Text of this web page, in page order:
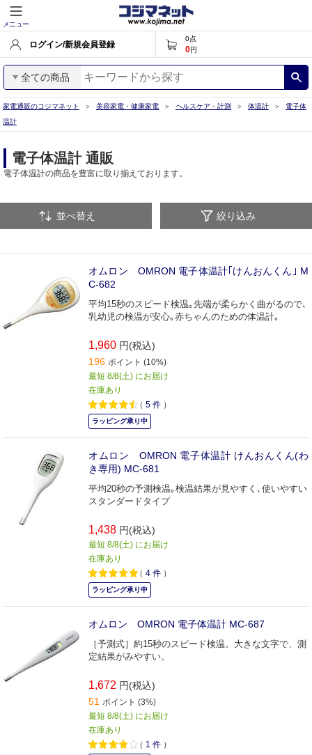
メニュー
ログイン/新規会員登録
0点
0円
全ての商品
家電通販のコジマネット 美容家電・健康家電 ヘルスケア・計測 体温計
電子体
温計
電子体温計 通販
電子体温計の商品を豊富に取り揃えております。
並べ替え 絞り込み
オムロン OMRON 電子体温計｢けんおんくん｣ M
C-682
平均15秒のスピード検温｡先端が柔らかく曲がるので､
乳幼児の検温が安心｡赤ちゃんのための体温計｡
1,960 円(税込)
196 ポイント (10%)
最短 8/8(土) にお届け
在庫あり
（ 5 件 ）
ラッピング承り中
オムロン OMRON 電子体温計 けんおんくん(わ
き専用) MC-681
平均20秒の予測検温｡検温結果が見やすく､使いやすい
スタンダードタイプ
1,438 円(税込)
最短 8/8(土) にお届け
在庫あり
（ 4 件 ）
ラッピング承り中
オムロン OMRON 電子体温計 MC-687
［予測式］約15秒のスピード検温。大きな文字で、測
定結果がみやすい。
1,672 円(税込)
51 ポイント (3%)
最短 8/8(土) にお届け
在庫あり
（ 1 件 ）